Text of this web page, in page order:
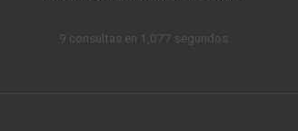
9 consultas en 1,077 segundos.